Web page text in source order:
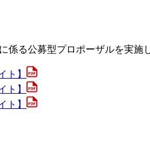
る公募型プロポーザルを実施
ト】
ト】
ト】